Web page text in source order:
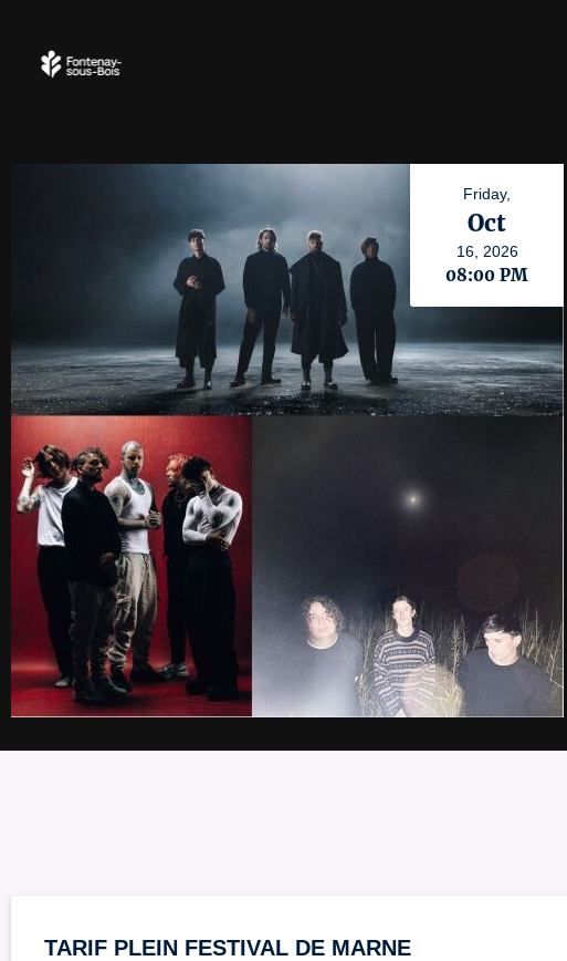
Friday,
Oct
16, 2026
08:00 PM
TARIF PLEIN FESTIVAL DE MARNE